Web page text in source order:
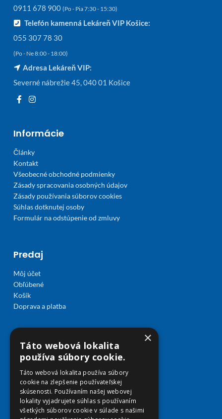
0911 678 900 (Po - Pia 7:30 - 15:30)
Telefón kamenná Lekáreň VIP Košice:
055 307 78 30
(Po - Ne 8:00 - 18:00)
Adresa Lekáreň VIP:
Severné nábrežie 45, 040 01 Košice
Informácie
Články
Kontakt
Všeobecné obchodné podmienky
Zásady spracovania osobných údajov
Zásady používania súborov cookies
Súhlas dotknutej osoby
Formulár na odstúpenie od zmluvy
Predaj
Môj účet
Obľúbené
Košík
Doprava a platba
×
Táto webová lokalita
používa súbory cookie.
Táto webová lokalita používa súbory
cookie na zlepšenie používateľskej
skúsenosti. Používaním našej webovej
lokality vyjadrujete súhlas s používaním
všetkých súborov cookie v súlade s našimi